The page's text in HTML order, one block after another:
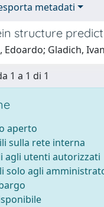
metadati
structure
Edoardo; Gladich,
1 a 1 di 1
aperto
sulla rete interna
agli utenti autorizzati
solo agli